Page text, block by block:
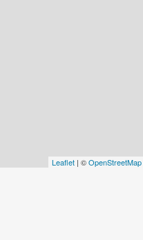
Leaflet | ©OpenStreetMap